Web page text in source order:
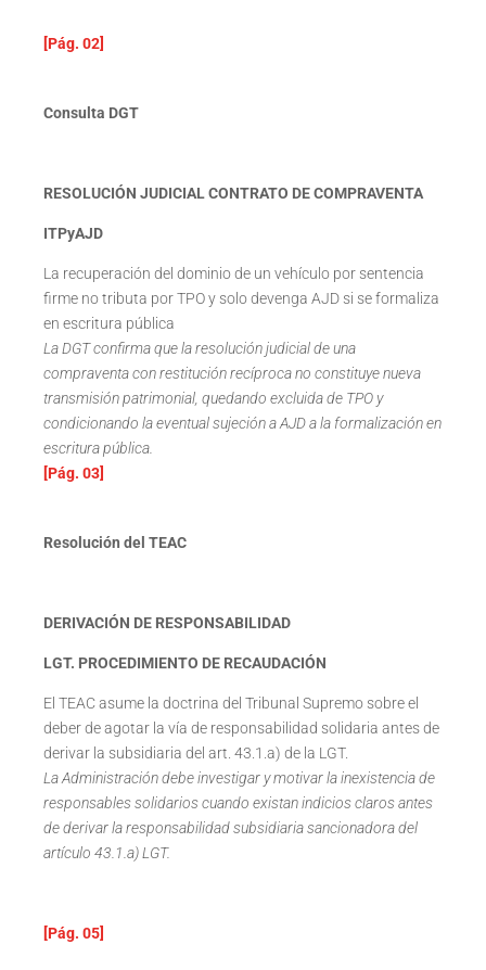
[Pág. 02]
Consulta DGT
RESOLUCIÓN JUDICIAL CONTRATO DE COMPRAVENTA
ITPyAJD
La recuperación del dominio de un vehículo por sentencia
firme no tributa por TPO y solo devenga AJD si se formaliza
en escritura pública
La DGT confirma que la resolución judicial de una
compraventa con restitución recíproca no constituye nueva
transmisión patrimonial, quedando excluida de TPO y
condicionando la eventual sujeción a AJD a la formalización en
escritura pública.
[Pág. 03]
Resolución del TEAC
DERIVACIÓN DE RESPONSABILIDAD
LGT. PROCEDIMIENTO DE RECAUDACIÓN
El TEAC asume la doctrina del Tribunal Supremo sobre el
deber de agotar la vía de responsabilidad solidaria antes de
derivar la subsidiaria del art. 43.1.a) de la LGT.
La Administración debe investigar y motivar la inexistencia de
responsables solidarios cuando existan indicios claros antes
de derivar la responsabilidad subsidiaria sancionadora del
artículo 43.1.a) LGT.
[Pág. 05]